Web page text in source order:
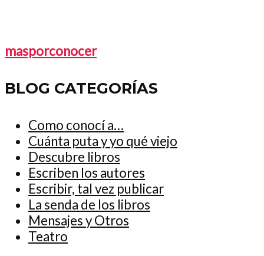
masporconocer
BLOG CATEGORÍAS
Como conocí a…
Cuánta puta y yo qué viejo
Descubre libros
Escriben los autores
Escribir, tal vez publicar
La senda de los libros
Mensajes y Otros
Teatro